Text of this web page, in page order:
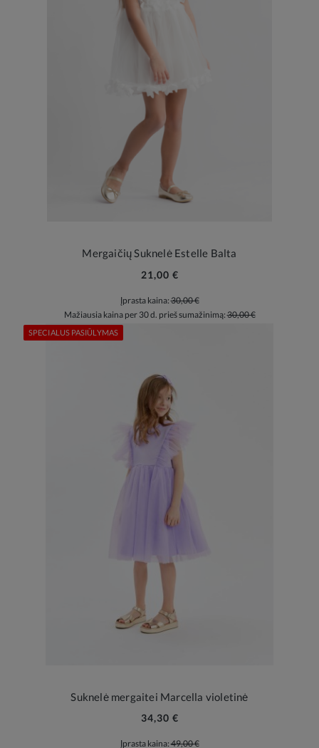
Mergaičių Suknelė Estelle Balta
21,00 €
Įprasta kaina:30,00 €
Mažiausia kaina per 30 d. prieš sumažinimą:30,00 €
Suknelė mergaitei Marcella violetinė
34,30 €
Įprasta kaina:49,00 €
SPECIALUS PASIŪLYMAS